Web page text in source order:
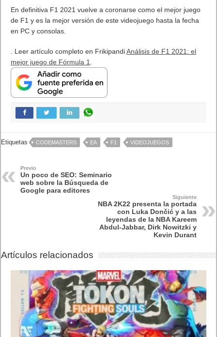
En definitiva F1 2021 vuelve a coronarse como el mejor juego
de F1 y es la mejor versión de este videojuego hasta la fecha
en PC y consolas.
. Leer artículo completo en FrikipandiAnálisis de F1 2021: el
mejor juego de Fórmula 1
Etiquetas CODEMASTERS EA F1 VIDEOJUEGOS
Previo
Un poco de SEO: Seminario
web sobre la Búsqueda de
Google para editores
Siguiente
NBA 2K22 presenta la portada
con Luka Dončić y a las
leyendas de la NBA Kareem
Abdul-Jabbar, Dirk Nowitzki y
Kevin Durant
Artículos relacionados